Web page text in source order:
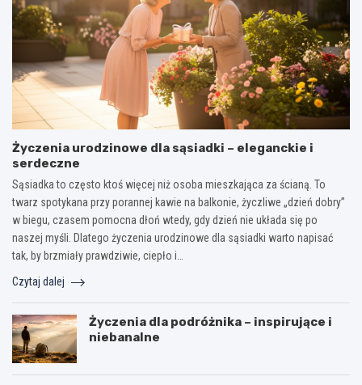
Życzenia urodzinowe dla sąsiadki – eleganckie i
serdeczne
Sąsiadka to często ktoś więcej niż osoba mieszkająca za ścianą. To
twarz spotykana przy porannej kawie na balkonie, życzliwe „dzień dobry”
w biegu, czasem pomocna dłoń wtedy, gdy dzień nie układa się po
naszej myśli. Dlatego życzenia urodzinowe dla sąsiadki warto napisać
tak, by brzmiały prawdziwie, ciepło i…
Czytaj dalej
Życzenia dla podróżnika – inspirujące i
niebanalne